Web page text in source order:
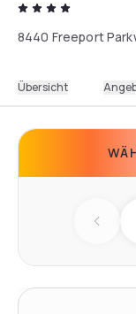
8440 Freeport
Übersicht